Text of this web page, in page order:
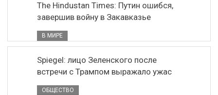
The Hindustan Times: Путин ошибся,
завершив войну в Закавказье
В МИРЕ
Spiegel: лицо Зеленского после
встречи с Трампом выражало ужас
ОБЩЕСТВО